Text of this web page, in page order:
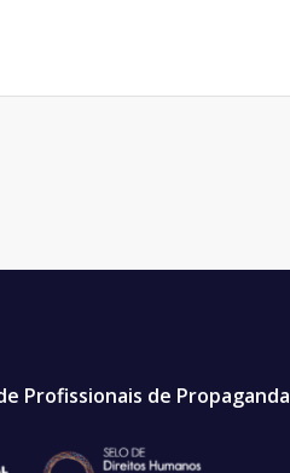
Profissionais de Propaganda